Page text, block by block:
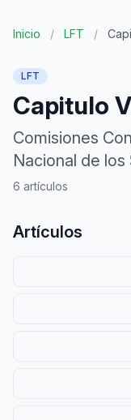
Inicio / LFT /
LFT
Capitulo
Comisiones
Nacional de los
6 artículos
Artículos